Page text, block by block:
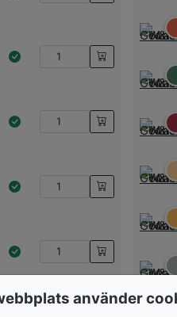
använder